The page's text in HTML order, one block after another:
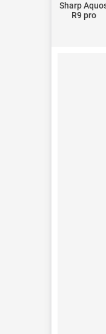
Sharp
R9 pro